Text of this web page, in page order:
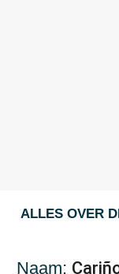
ALLES OVER
Naam: